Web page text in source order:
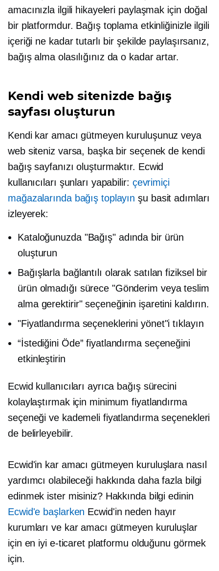
amacınızla ilgili hikayeleri paylaşmak için doğal
bir platformdur. Bağış toplama etkinliğinizle ilgili
içeriği ne kadar tutarlı bir şekilde paylaşırsanız,
bağış alma olasılığınız da o kadar artar.
Kendi web sitenizde bağış
sayfası oluşturun
Kendi kar amacı gütmeyen kuruluşunuz veya
web siteniz varsa, başka bir seçenek de kendi
bağış sayfanızı oluşturmaktır. Ecwid
kullanıcıları şunları yapabilir: çevrimiçi
mağazalarında bağış toplayın şu basit adımları
izleyerek:
Kataloğunuzda "Bağış" adında bir ürün
oluşturun
Bağışlarla bağlantılı olarak satılan fiziksel bir
ürün olmadığı sürece "Gönderim veya teslim
alma gerektirir" seçeneğinin işaretini kaldırın.
"Fiyatlandırma seçeneklerini yönet"i tıklayın
“İstediğini Öde” fiyatlandırma seçeneğini
etkinleştirin
Ecwid kullanıcıları ayrıca bağış sürecini
kolaylaştırmak için minimum fiyatlandırma
seçeneği ve kademeli fiyatlandırma seçenekleri
de belirleyebilir.
Ecwid'in kar amacı gütmeyen kuruluşlara nasıl
yardımcı olabileceği hakkında daha fazla bilgi
edinmek ister misiniz? Hakkında bilgi edinin
Ecwid'e başlarken Ecwid'in neden hayır
kurumları ve kar amacı gütmeyen kuruluşlar
için en iyi e-ticaret platformu olduğunu görmek
için.